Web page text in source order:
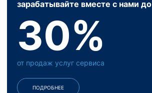
зарабатывайте вместе с нами до
30%
от продаж услуг сервиса
ПОДРОБНЕЕ